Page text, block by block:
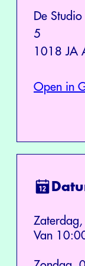
De
5
1018 JA
Open in
Van